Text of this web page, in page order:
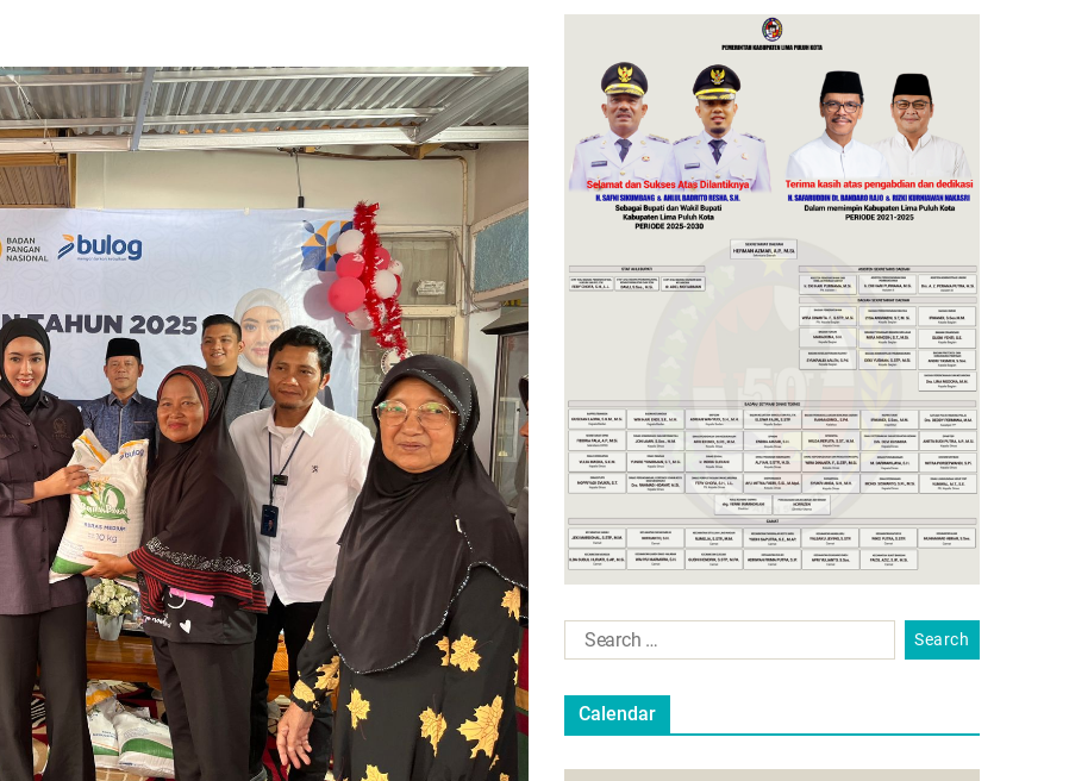
Calendar